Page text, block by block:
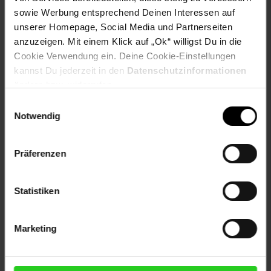
sowie Werbung entsprechend Deinen Interessen auf
unserer Homepage, Social Media und Partnerseiten
anzuzeigen. Mit einem Klick auf „Ok“ willigst Du in die
Cookie Verwendung ein. Deine Cookie-Einstellungen
kannst Du jederzeit in den Datenschutzinformationen
Notwendig
Präferenzen
Statistiken
Marketing
Varianten-Farbe: weiß
Artikelnummer: 2854523000
EAN: 4006344472745
Artikel gehört zur Kategorie:Geschirr & Gläser